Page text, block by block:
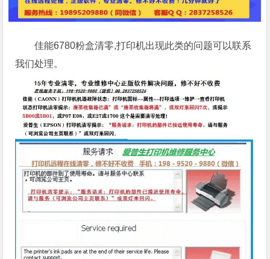
佳能6780粉盒清零,打印机出现此类的问题可以联系
我们处理。